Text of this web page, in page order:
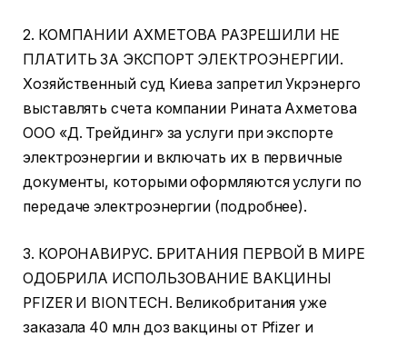
2. КОМПАНИИ АХМЕТОВА РАЗРЕШИЛИ НЕ
ПЛАТИТЬ ЗА ЭКСПОРТ ЭЛЕКТРОЭНЕРГИИ.
Хозяйственный суд Киева запретил Укрэнерго
выставлять счета компании Рината Ахметова
ООО «Д. Трейдинг» за услуги при экспорте
электроэнергии и включать их в первичные
документы, которыми оформляются услуги по
передаче электроэнергии (подробнее).
3. КОРОНАВИРУС. БРИТАНИЯ ПЕРВОЙ В МИРЕ
ОДОБРИЛА ИСПОЛЬЗОВАНИЕ ВАКЦИНЫ
PFIZER И BIONTECH. Великобритания уже
заказала 40 млн доз вакцины от Pfizer и